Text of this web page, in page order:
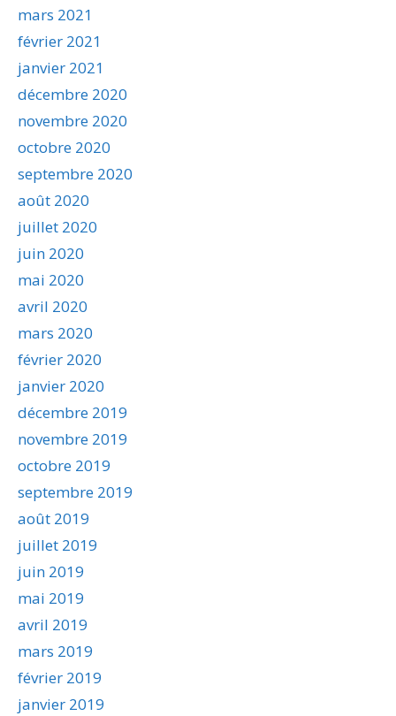
mars 2021
février 2021
janvier 2021
décembre 2020
novembre 2020
octobre 2020
septembre 2020
août 2020
juillet 2020
juin 2020
mai 2020
avril 2020
mars 2020
février 2020
janvier 2020
décembre 2019
novembre 2019
octobre 2019
septembre 2019
août 2019
juillet 2019
juin 2019
mai 2019
avril 2019
mars 2019
février 2019
janvier 2019